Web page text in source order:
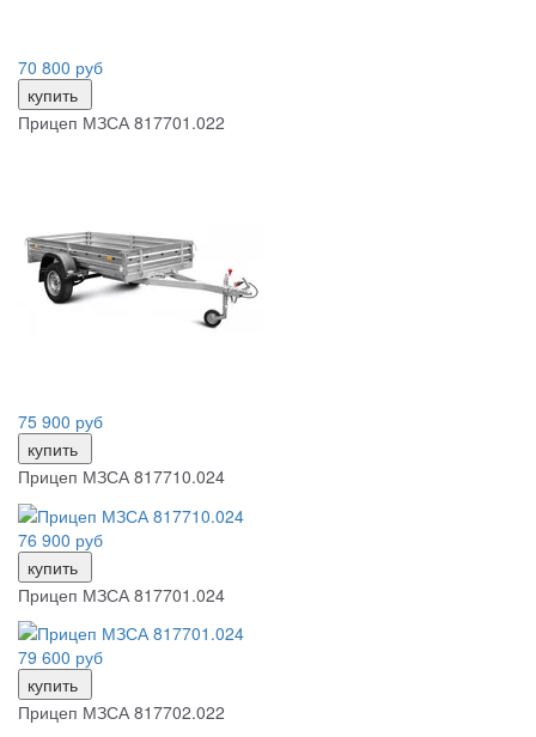
70 800 руб
купить
Прицеп МЗСА 817701.022
75 900 руб
купить
Прицеп МЗСА 817710.024
76 900 руб
купить
Прицеп МЗСА 817701.024
79 600 руб
купить
Прицеп МЗСА 817702.022